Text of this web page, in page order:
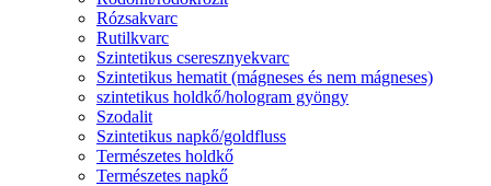
Rózsakvarc
Rutilkvarc
Szintetikus cseresznyekvarc
Szintetikus hematit (mágneses és nem mágneses)
szintetikus holdkő/hologram gyöngy
Szodalit
Szintetikus napkő/goldfluss
Természetes holdkő
Természetes napkő